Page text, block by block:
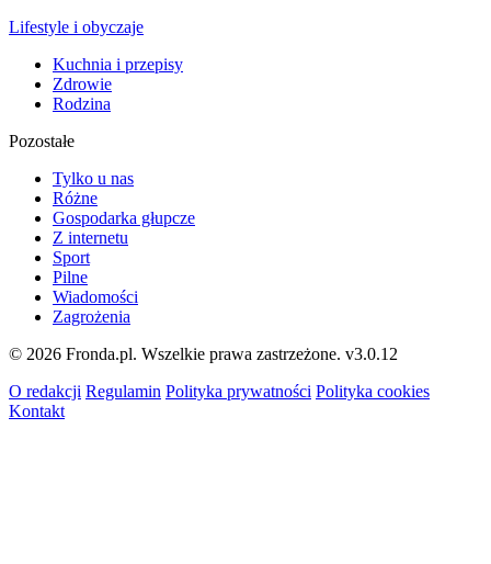
Lifestyle i obyczaje
Kuchnia i przepisy
Zdrowie
Rodzina
Pozostałe
Tylko u nas
Różne
Gospodarka głupcze
Z internetu
Sport
Pilne
Wiadomości
Zagrożenia
© 2026 Fronda.pl. Wszelkie prawa zastrzeżone. v3.0.12
O redakcji Regulamin Polityka prywatności Polityka cookies
Kontakt